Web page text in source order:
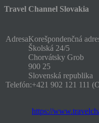
Travel Channel Slovakia
AdresaKorešpondenčná
Školská 24/5
Chorvátsky Grob
900 25
Slovenská republika
Telefón:+421 902 121 111
https://